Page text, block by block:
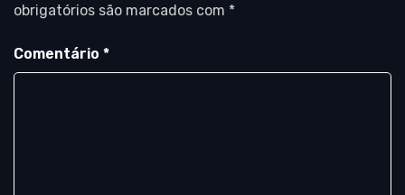
obrigatórios são marcados com *
Comentário *